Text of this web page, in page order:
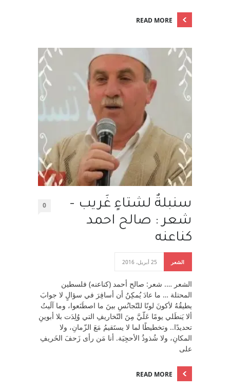
READ MORE
سنبلةٌ لشتاءٍ غَريب –
شعر : صالح احمد
كناعنه
0
الشعر 25 أبريل، 2016
الشعر …. شعر: صالح أحمد (كناعنه) فلسطين
المحتلة … ما عادَ يُمكِنُ أن أسافِرَ في سؤالٍ لا جوابَ
يطيقُهُ لأكونَ لونًا للتّجانُسِ بينَ ما اصطَنَعوا، وما آلَيتُ
ألا يَنطَلي يومًا عَلّيَّ مِنَ التّخاريفِ التي وُلِدَت بلا أبوينِ
تحديدًا.. وتخطيطًا لما لا يستَقيمُ مَعَ الزّمانِ، ولا
المكانِ، ولا شُذوذُ الأحجِيَة. أنا مَن رأى زَحفَ الخَريفِ
على
READ MORE